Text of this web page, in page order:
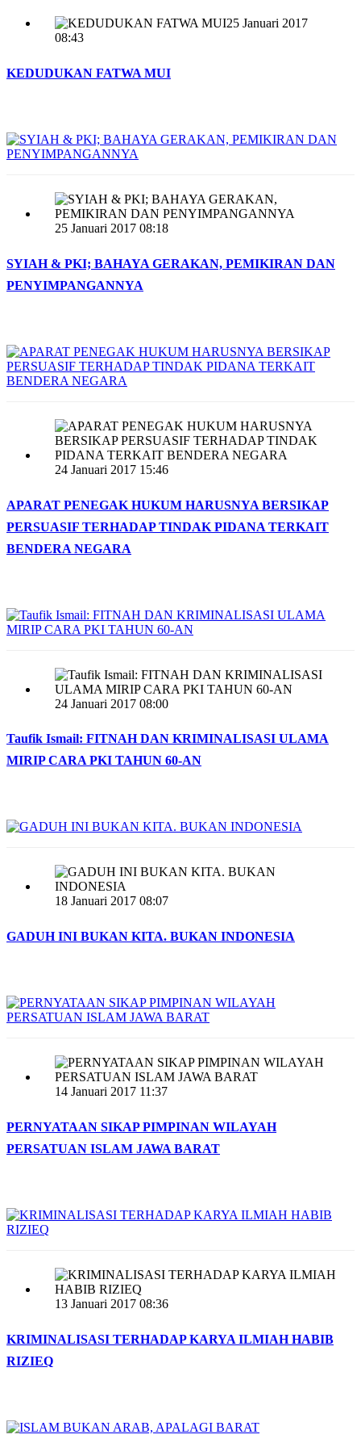
25 Januari 2017
08:43
KEDUDUKAN FATWA MUI
25 Januari 2017 08:18
SYIAH & PKI; BAHAYA GERAKAN, PEMIKIRAN DAN
PENYIMPANGANNYA
24 Januari 2017 15:46
APARAT PENEGAK HUKUM HARUSNYA BERSIKAP
PERSUASIF TERHADAP TINDAK PIDANA TERKAIT
BENDERA NEGARA
24 Januari 2017 08:00
Taufik Ismail: FITNAH DAN KRIMINALISASI ULAMA
MIRIP CARA PKI TAHUN 60-AN
18 Januari 2017 08:07
GADUH INI BUKAN KITA. BUKAN INDONESIA
14 Januari 2017 11:37
PERNYATAAN SIKAP PIMPINAN WILAYAH
PERSATUAN ISLAM JAWA BARAT
13 Januari 2017 08:36
KRIMINALISASI TERHADAP KARYA ILMIAH HABIB
RIZIEQ